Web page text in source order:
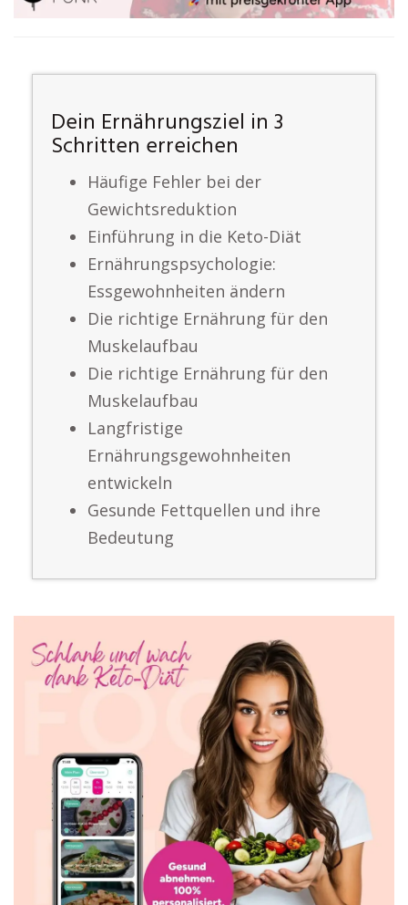
Dein Ernährungsziel in 3
Schritten erreichen
Häufige Fehler bei der
Gewichtsreduktion
Einführung in die Keto-Diät
Ernährungspsychologie:
Essgewohnheiten ändern
Die richtige Ernährung für den
Muskelaufbau
Die richtige Ernährung für den
Muskelaufbau
Langfristige
Ernährungsgewohnheiten
entwickeln
Gesunde Fettquellen und ihre
Bedeutung